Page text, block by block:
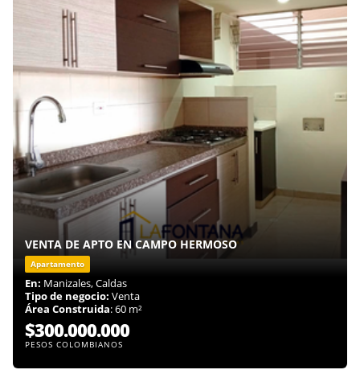
VENTA DE APTO EN CAMPO HERMOSO
Apartamento
En: Manizales, Caldas
Tipo de negocio: Venta
Área Construida: 60 m²
$300.000.000
PESOS COLOMBIANOS